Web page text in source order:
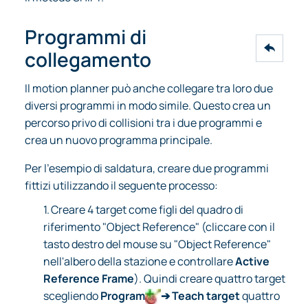
Programmi di
collegamento
Il motion planner può anche collegare tra loro due
diversi programmi in modo simile. Questo crea un
percorso privo di collisioni tra i due programmi e
crea un nuovo programma principale.
Per l'esempio di saldatura, creare due programmi
fittizi utilizzando il seguente processo:
1.Creare 4 target come figli del quadro di
riferimento "Object Reference" (cliccare con il
tasto destro del mouse su "Object Reference"
nell'albero della stazione e controllareActive
Reference Frame). Quindi creare quattro target
scegliendoProgram ➔ Teach targetquattro